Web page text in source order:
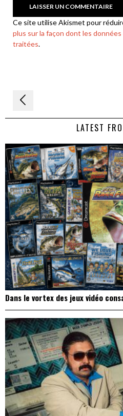
Ce site utilise Akismet pour
plus sur la façon dont les
traitées.
Navigation
de LATEST
Dans le vortex des jeux vidéo